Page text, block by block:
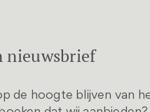
nieuwsbrief
de hoogte blijven van